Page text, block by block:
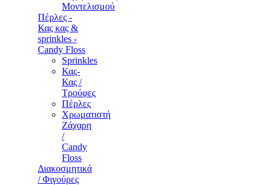
Μοντελισμού
Πέρλες -
Κας κας &
sprinkles -
Candy Floss
Sprinkles
Κας-
Κας /
Τρούφες
Πέρλες
Χρωματιστή
Ζάχαρη
/
Candy
Floss
Διακοσμητικά
/ Φιγούρες